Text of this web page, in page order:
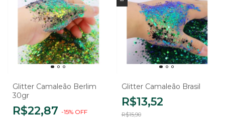
Glitter Camaleão Berlim
30gr
R$22,87 -15% OFF
Glitter Camaleão Brasil
R$13,52
R$15,90